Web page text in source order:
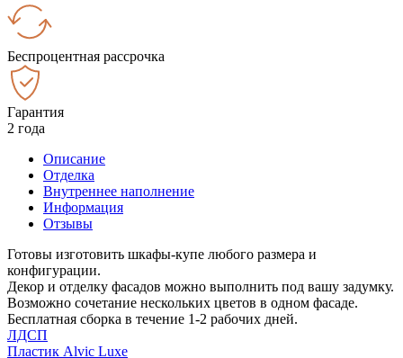
Беспроцентная рассрочка
Гарантия
2 года
Описание
Отделка
Внутреннее наполнение
Информация
Отзывы
Готовы изготовить шкафы-купе любого размера и
конфигурации.
Декор и отделку фасадов можно выполнить под вашу задумку.
Возможно сочетание нескольких цветов в одном фасаде.
Бесплатная сборка в течение 1-2 рабочих дней.
ЛДСП
Пластик Alvic Luxe